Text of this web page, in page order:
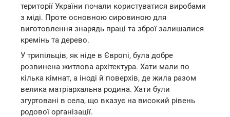
території України почали користуватися виробами
з міді. Проте основною сировиною для
виготовлення знарядь праці та зброї залишалися
кремінь та дерево.
У трипільців, як ніде в Європі, була добре
розвинена житлова архітектура. Хати мали по
кілька кімнат, а іноді й поверхів, де жила разом
велика матріархальна родина. Хати були
згуртовані в села, що вказує на високий рівень
родової організації.